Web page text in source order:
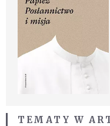
TEMATY W